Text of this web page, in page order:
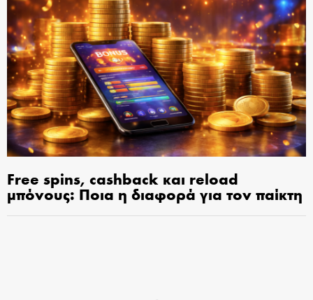
Free spins, cashback και reload
μπόνους: Ποια η διαφορά για τον παίκτη